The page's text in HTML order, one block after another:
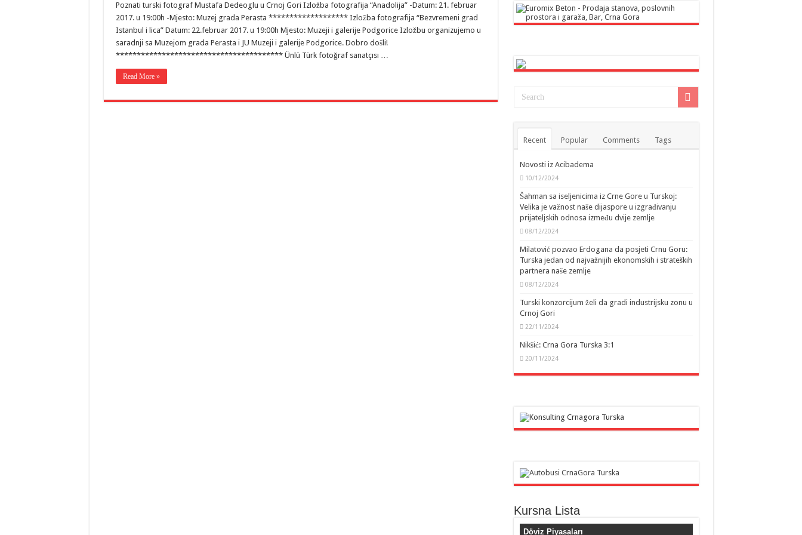
Poznati turski fotograf Mustafa Dedeoglu u Crnoj Gori Izložba fotografija “Anadolija” -Datum: 21. februar
2017. u 19:00h -Mjesto: Muzej grada Perasta ******************* Izložba fotografija “Bezvremeni grad
Istanbul i lica” Datum: 22.februar 2017. u 19:00h Mjesto: Muzeji i galerije Podgorice Izložbu organizujemo u
saradnji sa Muzejom grada Perasta i JU Muzeji i galerije Podgorice. Dobro došli!
**************************************** Ünlü Türk fotoğraf sanatçısı …
Read More »
Recent Popular Comments Tags
Novosti iz Acibadema
10/12/2024
Šahman sa iseljenicima iz Crne Gore u Turskoj:
Velika je važnost naše dijaspore u izgrađivanju
prijateljskih odnosa između dvije zemlje
08/12/2024
Milatović pozvao Erdogana da posjeti Crnu Goru:
Turska jedan od najvažnijih ekonomskih i strateških
partnera naše zemlje
08/12/2024
Turski konzorcijum želi da gradi industrijsku zonu u
Crnoj Gori
22/11/2024
Nikšić: Crna Gora Turska 3:1
20/11/2024
Kursna Lista